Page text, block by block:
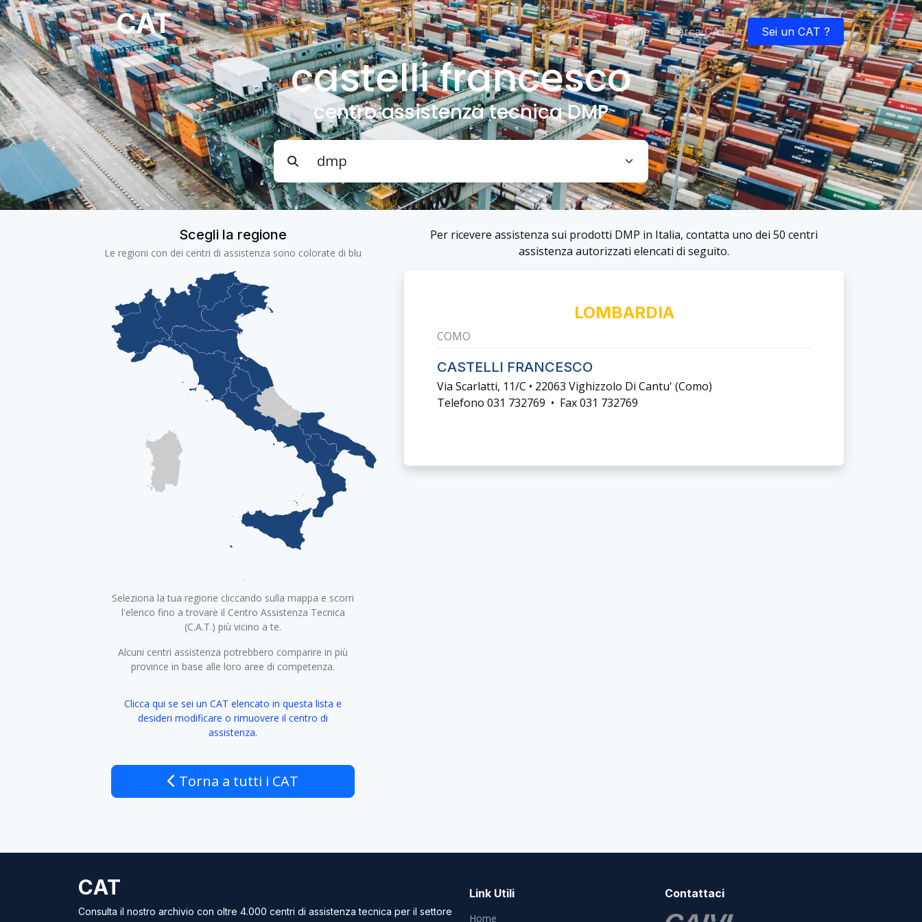
CAT
Centri Assistenza Tecnica
Home Cerca CAT Sei un CAT ?
castelli francesco
centro assistenza tecnica DMP
Scegli la regione
Le regioni con dei centri di assistenza sono colorate di blu
−
Seleziona la tua regione cliccando sulla mappa e scorri
l'elenco fino a trovare il Centro Assistenza Tecnica
(C.A.T.) più vicino a te.
Alcuni centri assistenza potrebbero comparire in più
province in base alle loro aree di competenza.
Clicca qui se sei un CAT elencato in questa lista e
desideri modificare o rimuovere il centro di
assistenza.
Torna a tutti i CAT
Per ricevere assistenza sui prodotti DMP in Italia, contatta uno dei 50 centri
assistenza autorizzati elencati di seguito.
LOMBARDIA
COMO
CASTELLI FRANCESCO
Via Scarlatti, 11/c • 22063 Vighizzolo Di Cantu' (como)
Telefono 031 732769 • Fax 031 732769
CAT
Consulta il nostro archivio con oltre 4.000 centri di assistenza tecnica per il settore
Link Utili
Home
Contattaci